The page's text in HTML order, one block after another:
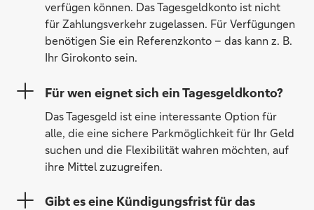
verfügen können. Das Tagesgeldkonto ist nicht
für Zahlungsverkehr zugelassen. Für Verfügungen
benötigen Sie ein Referenzkonto – das kann z. B.
Ihr Girokonto sein.
Für wen eignet sich ein Tagesgeldkonto?
Das Tagesgeld ist eine interessante Option für
alle, die eine sichere Parkmöglichkeit für Ihr Geld
suchen und die Flexibilität wahren möchten, auf
ihre Mittel zuzugreifen.
Gibt es eine Kündigungsfrist für das